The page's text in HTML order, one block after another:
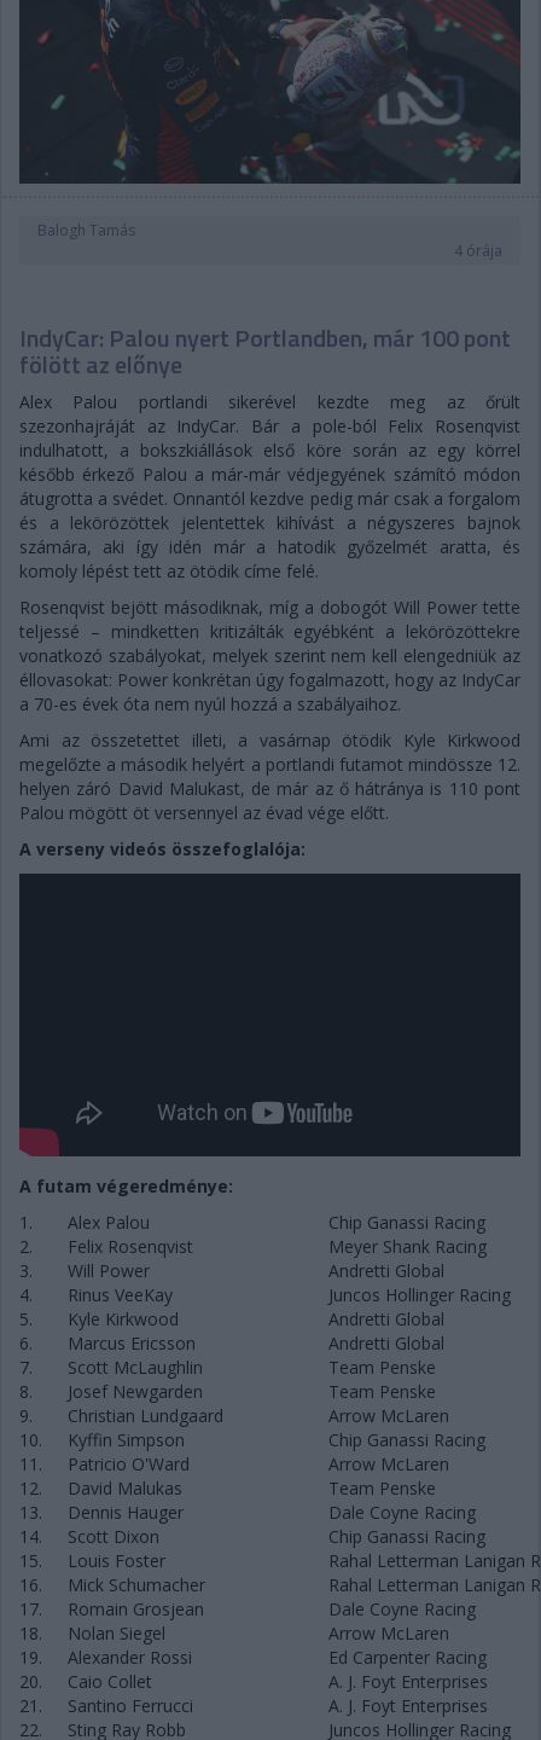
Balogh Tamás
4 órája
IndyCar: Palou nyert Portlandben, már 100 pont
fölött az előnye
Alex Palou portlandi sikerével kezdte meg az őrült
szezonhajráját az IndyCar. Bár a pole-ból Felix Rosenqvist
indulhatott, a bokszkiállások első köre során az egy körrel
később érkező Palou a már-már védjegyének számító módon
átugrotta a svédet. Onnantól kezdve pedig már csak a forgalom
és a lekörözöttek jelentettek kihívást a négyszeres bajnok
számára, aki így idén már a hatodik győzelmét aratta, és
komoly lépést tett az ötödik címe felé.
Rosenqvist bejött másodiknak, míg a dobogót Will Power tette
teljessé – mindketten kritizálták egyébként a lekörözöttekre
vonatkozó szabályokat, melyek szerint nem kell elengedniük az
éllovasokat: Power konkrétan úgy fogalmazott, hogy az IndyCar
a 70-es évek óta nem nyúl hozzá a szabályaihoz.
Ami az összetettet illeti, a vasárnap ötödik Kyle Kirkwood
megelőzte a második helyért a portlandi futamot mindössze 12.
helyen záró David Malukast, de már az ő hátránya is 110 pont
Palou mögött öt versennyel az évad vége előtt.
A verseny videós összefoglalója:
A futam végeredménye:
1.
Alex Palou
Chip Ganassi Racing
2.
Felix Rosenqvist
Meyer Shank Racing
3.
Will Power
Andretti Global
4.
Rinus VeeKay
Juncos Hollinger Racing
5.
Kyle Kirkwood
Andretti Global
6.
Marcus Ericsson
Andretti Global
7.
Scott McLaughlin
Team Penske
8.
Josef Newgarden
Team Penske
9.
Christian Lundgaard
Arrow McLaren
10.
Kyffin Simpson
Chip Ganassi Racing
11.
Patricio O'Ward
Arrow McLaren
12.
David Malukas
Team Penske
13.
Dennis Hauger
Dale Coyne Racing
14.
Scott Dixon
Chip Ganassi Racing
15.
Louis Foster
Rahal Letterman Lanigan
16.
Mick Schumacher
Rahal Letterman Lanigan
17.
Romain Grosjean
Dale Coyne Racing
18.
Nolan Siegel
Arrow McLaren
19.
Alexander Rossi
Ed Carpenter Racing
20.
Caio Collet
A. J. Foyt Enterprises
21.
Santino Ferrucci
A. J. Foyt Enterprises
22.
Sting Ray Robb
Juncos Hollinger Racing